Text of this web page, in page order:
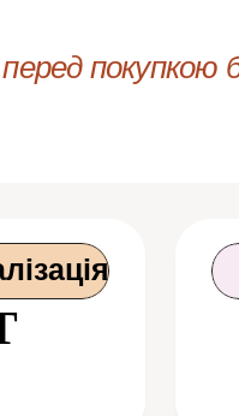
покупкою